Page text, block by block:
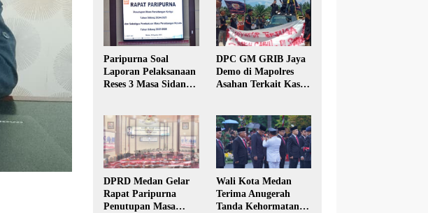
Paripurna Soal
Laporan Pelaksanaan
Reses 3 Masa Sidang
DPC GM GRIB Jaya
Demo di Mapolres
Asahan Terkait Kasus
DPRD Medan Gelar
Rapat Paripurna
Penutupan Masa
Wali Kota Medan
Terima Anugerah
Tanda Kehormatan